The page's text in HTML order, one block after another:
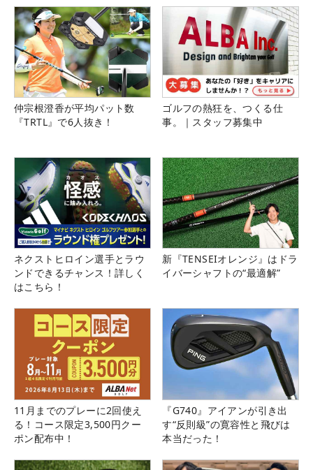
仲宗根澄香が平均パット数
『TRTL』で6人抜き！
ゴルフの熱狂を、つくる仕
事。｜スタッフ募集中
ネクストヒロイン選手とラウ
ンドできるチャンス！詳しく
はこちら！
新『TENSEIオレンジ』はドラ
イバーシャフトの“最適解”
11月までのプレーに2回使え
る！コース限定3,500円クー
ポン配布中！
『G740』アイアンが引き出
す“反則級”の寛容性と飛びは
本当だった！